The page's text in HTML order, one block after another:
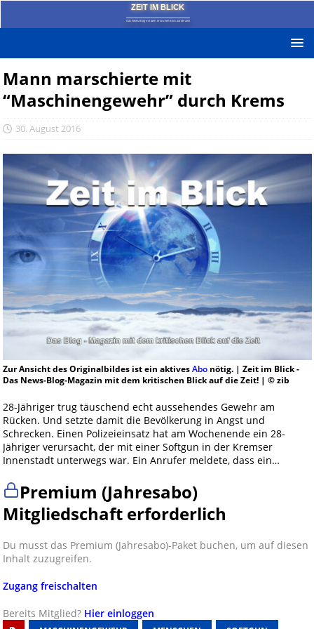
ZEIT IM BLICK
Das News-Blog mit dem kritischen Blick auf die Zeit!
Mann marschierte mit
“Maschinengewehr” durch Krems
30. August 2016
Zur Ansicht des Originalbildes ist ein aktivesAbonötig. | Zeit im Blick -
Das News-Blog-Magazin mit dem kritischen Blick auf die Zeit! | © zib
28-Jähriger trug täuschend echt aussehendes Gewehr am
Rücken. Und setzte damit die Bevölkerung in Angst und
Schrecken. Einen Polizeieinsatz hat am Wochenende ein 28-
Jähriger verursacht, der mit einer Softgun in der Kremser
Innenstadt unterwegs war. Ein Anrufer meldete, dass ein…
Premium (Jahresabo)
Mitgliedschaft erforderlich
Du musst das Premium (Jahresabo)-Paket buchen, um auf diesen
Inhalt zuzugreifen.
Zugang freischalten
Bereits Mitglied? Hier einloggen